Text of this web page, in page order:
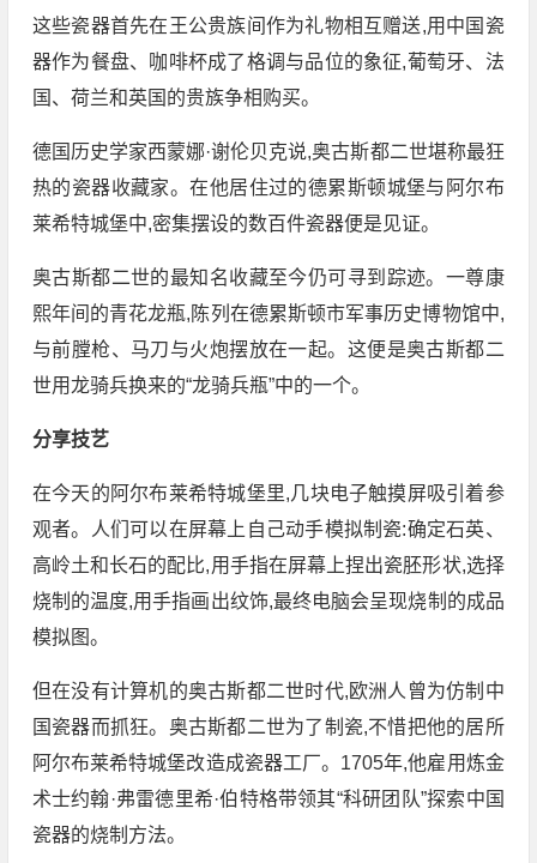
这些瓷器首先在王公贵族间作为礼物相互赠送,用中国瓷
器作为餐盘、咖啡杯成了格调与品位的象征,葡萄牙、法
国、荷兰和英国的贵族争相购买。
德国历史学家西蒙娜·谢伦贝克说,奥古斯都二世堪称最狂
热的瓷器收藏家。在他居住过的德累斯顿城堡与阿尔布
莱希特城堡中,密集摆设的数百件瓷器便是见证。
奥古斯都二世的最知名收藏至今仍可寻到踪迹。一尊康
熙年间的青花龙瓶,陈列在德累斯顿市军事历史博物馆中,
与前膛枪、马刀与火炮摆放在一起。这便是奥古斯都二
世用龙骑兵换来的“龙骑兵瓶”中的一个。
分享技艺
在今天的阿尔布莱希特城堡里,几块电子触摸屏吸引着参
观者。人们可以在屏幕上自己动手模拟制瓷:确定石英、
高岭土和长石的配比,用手指在屏幕上捏出瓷胚形状,选择
烧制的温度,用手指画出纹饰,最终电脑会呈现烧制的成品
模拟图。
但在没有计算机的奥古斯都二世时代,欧洲人曾为仿制中
国瓷器而抓狂。奥古斯都二世为了制瓷,不惜把他的居所
阿尔布莱希特城堡改造成瓷器工厂。1705年,他雇用炼金
术士约翰·弗雷德里希·伯特格带领其“科研团队”探索中国
瓷器的烧制方法。